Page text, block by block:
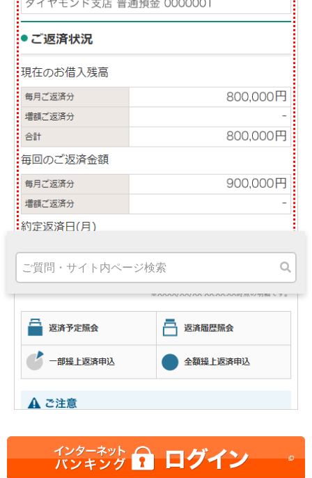
徳島県
香川県
愛媛県
高知県
九州・沖縄
福岡県
熊本県
宮崎県
鹿児島県
沖縄県
オンライン相談専用
ATM
ATMサービス
ATM検索
お客さまサポート
セミナー
安全にご利用いただくために
パンフレット
会社情報
法人のお客さま